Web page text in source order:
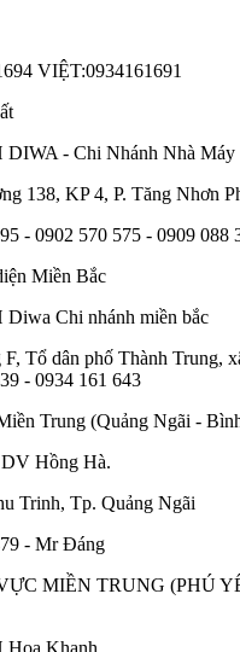
VIỆT:0934161691
- Chi Nhánh Nhà Máy
138, KP 4, P. Tăng Nhơn
- 0902 570 575 - 0909 088
Miền Bắc
Chi nhánh miền bắc
Tổ dân phố Thành Trung,
- 0934 161 643
Trung (Quảng Ngãi -
Hồng Hà.
Trinh, Tp. Quảng Ngãi
- Mr Đáng
MIỀN TRUNG (PHÚ
Hoa Khanh